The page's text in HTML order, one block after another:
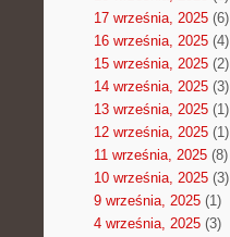
17 września, 2025(6)
16 września, 2025(4)
15 września, 2025(2)
14 września, 2025(3)
13 września, 2025(1)
12 września, 2025(1)
11 września, 2025(8)
10 września, 2025(3)
9 września, 2025(1)
4 września, 2025(3)